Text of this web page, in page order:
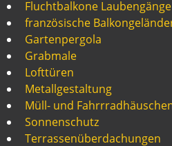
Fluchtbalkone Laubengänge
französische
Gartenpergola
Grabmale
Lofttüren
Metallgestaltung
Müll- und
Sonnenschutz
Terrassenüberdachungen